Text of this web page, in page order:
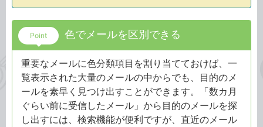
Point 色でメールを区別できる
重要なメールに色分類項目を割り当てておけば、一
覧表示された大量のメールの中からでも、目的のメ
ールを素早く見つけ出すことができます。「数カ月
ぐらい前に受信したメール」から目的のメールを探
し出すには、検索機能が便利ですが、直近のメール